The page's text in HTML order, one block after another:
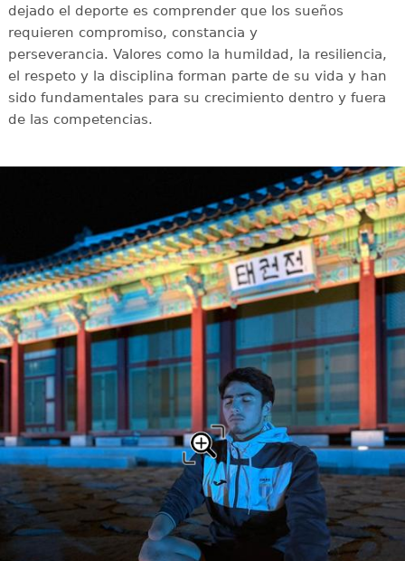
dejado el deporte es comprender que los sueños
requieren compromiso, constancia y
perseverancia. Valores como la humildad, la resiliencia,
el respeto y la disciplina forman parte de su vida y han
sido fundamentales para su crecimiento dentro y fuera
de las competencias.